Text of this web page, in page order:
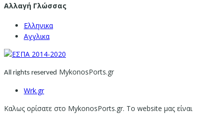
Αλλαγή Γλώσσας
Ελληνικα
Αγγλικα
All rights reserved MykonosPorts.gr
Wrk.gr
Καλως ορίσατε στο MykonosPorts.gr. Το website μας είναι